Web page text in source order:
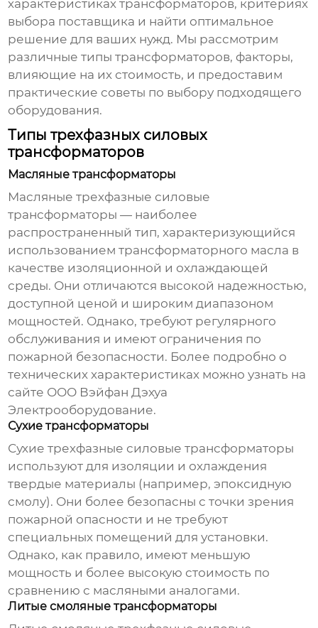
характеристиках трансформаторов, критериях
выбора поставщика и найти оптимальное
решение для ваших нужд. Мы рассмотрим
различные типы трансформаторов, факторы,
влияющие на их стоимость, и предоставим
практические советы по выбору подходящего
оборудования.
Типы трехфазных силовых
трансформаторов
Масляные трансформаторы
Масляныетрехфазные силовые
трансформаторы — наиболее
распространенный тип, характеризующийся
использованием трансформаторного масла в
качестве изоляционной и охлаждающей
среды. Они отличаются высокой надежностью,
доступной ценой и широким диапазоном
мощностей. Однако, требуют регулярного
обслуживания и имеют ограничения по
пожарной безопасности. Более подробно о
технических характеристиках можно узнать на
сайте ООО Вэйфан Дэхуа
Электрооборудование.
Сухие трансформаторы
Сухиетрехфазные силовые трансформаторы
используют для изоляции и охлаждения
твердые материалы (например, эпоксидную
смолу). Они более безопасны с точки зрения
пожарной опасности и не требуют
специальных помещений для установки.
Однако, как правило, имеют меньшую
мощность и более высокую стоимость по
сравнению с масляными аналогами.
Литые смоляные трансформаторы